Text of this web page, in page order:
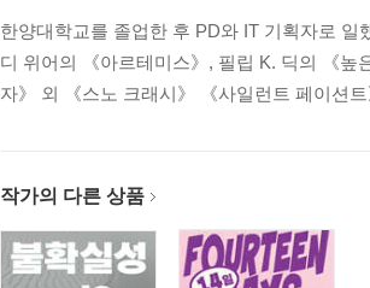
한양대학교를 졸업한 후 PD와 IT 기획자로
디 위어의 《아르테미스》, 필립 K. 딕의 《
자》 외 《스노 크래시》 《사일런트 페이션
작가의 다른 상품